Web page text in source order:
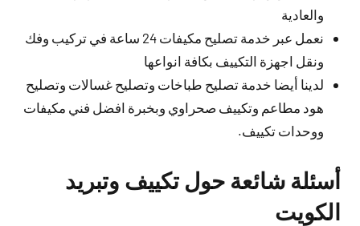
والعادية
نعمل عبر خدمة تصليح مكيفات 24 ساعة في تركيب وفك
ونقل اجهزة التكييف بكافة انواعها
لدينا أيضا خدمة تصليح طباخات وتصليح غسالات وتصليح
هود مطاعم وتكييف صحراوي وبخبرة افضل فني مكيفات
ووحدات تكييف.
أسئلة شائعة حول تكييف وتبريد
الكويت